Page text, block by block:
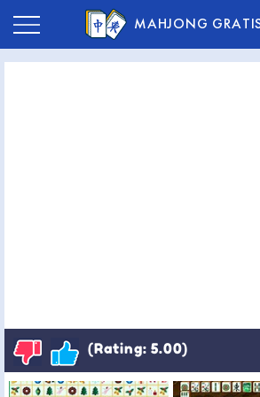
MAHJONG
(Rating: 5.00)